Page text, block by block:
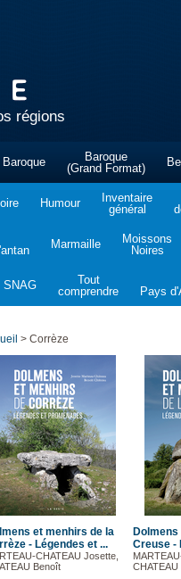
régions
Baroque
Baroque
(Grand Format)
Humour
Inventaire
général
Marmaille
Moissons
Noires
SNAG
Tout
comprendre
Pays
> Corrèze
et menhirs de la
- Légendes et ...
CHATEAU Josette,
Benoît
Creuse -
CHATEAU